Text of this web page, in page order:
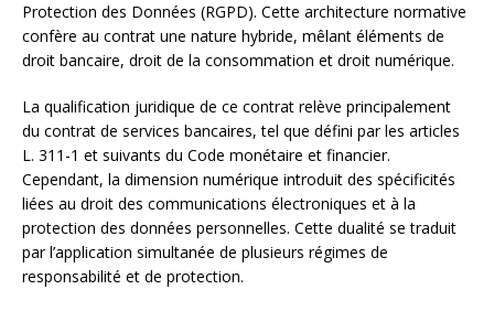
Protection des Données (RGPD). Cette architecture normative
confère au contrat une nature hybride, mêlant éléments de
droit bancaire, droit de la consommation et droit numérique.
La qualification juridique de ce contrat relève principalement
du contrat de services bancaires, tel que défini par les articles
L. 311-1 et suivants du Code monétaire et financier.
Cependant, la dimension numérique introduit des spécificités
liées au droit des communications électroniques et à la
protection des données personnelles. Cette dualité se traduit
par l’application simultanée de plusieurs régimes de
responsabilité et de protection.